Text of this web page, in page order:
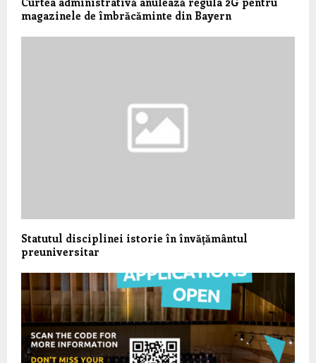
magazinele de îmbrăcăminte din Bayern
Statutul disciplinei istorie în învățământul
preuniversitar